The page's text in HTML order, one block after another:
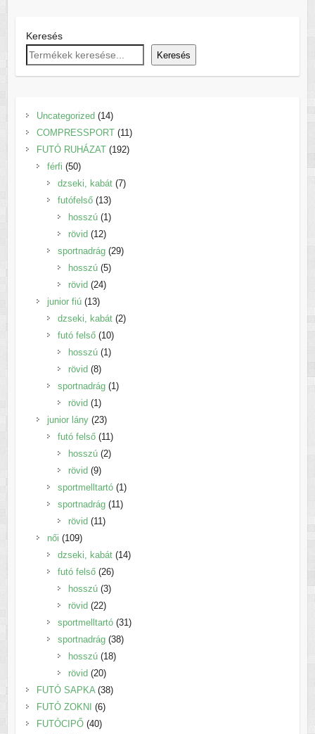
Keresés
Keresés
Uncategorized 1414
termék
COMPRESSPORT 1111
termék
FUTÓ RUHÁZAT 192192
férfi 5050
termék
dzseki, kabát 77
futófelső 1313
termék
hosszú 11
rövid 1212
termék
sportnadrág 2929
hosszú 55
rövid 2424
junior fiú 1313
termék
dzseki, kabát 22
futó felső 1010
termék
hosszú 11
rövid 88
termék
sportnadrág 11
rövid 11
termék
junior lány 2323
termék
futó felső 1111
termék
hosszú 22
rövid 99
termék
sportmelltartó 11
termék
sportnadrág 1111
rövid 1111
női 109109
termék
dzseki, kabát 1414
futó felső 2626
termék
hosszú 33
rövid 2222
termék
sportmelltartó 3131
sportnadrág 3838
hosszú 1818
rövid 2020
termék
FUTÓ SAPKA 3838
FUTÓ ZOKNI 66
termék
FUTÓCIPŐ 4040